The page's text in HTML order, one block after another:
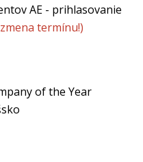
AE - prihlasovanie
termínu!)
of the Year